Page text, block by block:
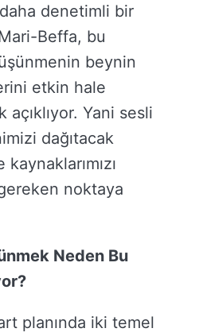
denetimli bir
Beffa, bu
beynin
etkin hale
açıklıyor. Yani sesli
dağıtacak
noktaya
Neden Bu
planında iki temel